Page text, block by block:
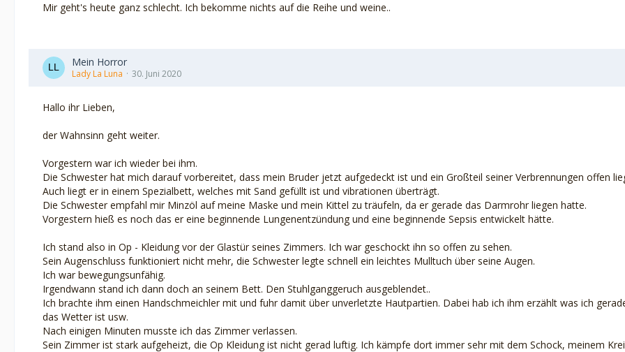
Mir geht's heute ganz schlecht. Ich bekomme nichts auf die Reihe und weine..
Mein Horror
Lady La Luna 30. Juni 2020
Hallo ihr Lieben,
der Wahnsinn geht weiter.
Vorgestern war ich wieder bei ihm.
Die Schwester hat mich darauf vorbereitet, dass mein Bruder jetzt aufgedeckt ist und ein Großteil seiner Verbrennungen offen
Auch liegt er in einem Spezialbett, welches mit Sand gefüllt ist und vibrationen überträgt.
Die Schwester empfahl mir Minzöl auf meine Maske und mein Kittel zu träufeln, da er gerade das Darmrohr liegen hatte.
Vorgestern hieß es noch das er eine beginnende Lungenentzündung und eine beginnende Sepsis entwickelt hätte.
Ich stand also in Op - Kleidung vor der Glastür seines Zimmers. Ich war geschockt ihn so offen zu sehen.
Sein Augenschluss funktioniert nicht mehr, die Schwester legte schnell ein leichtes Mulltuch über seine Augen.
Ich war bewegungsunfähig.
Irgendwann stand ich dann doch an seinem Bett. Den Stuhlganggeruch ausgeblendet..
Ich brachte ihm einen Handschmeichler mit und fuhr damit über unverletzte Hautpartien. Dabei hab ich ihm erzählt was ich
das Wetter ist usw.
Nach einigen Minuten musste ich das Zimmer verlassen.
Sein Zimmer ist stark aufgeheizt, die Op Kleidung ist nicht gerad luftig. Ich kämpfe dort immer sehr mit dem Schock, meinem